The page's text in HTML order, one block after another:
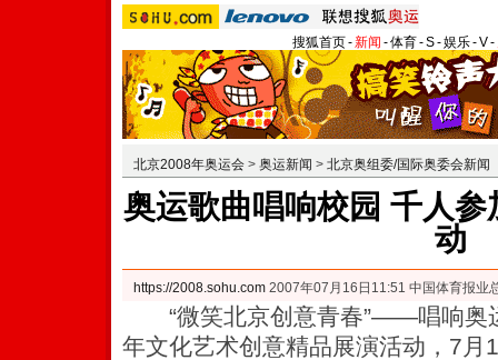
搜狐首页-新闻 -体育-S-娱乐-V-
北京2008年奥运会 > 奥运新闻 > 北京奥组委/国际奥委会新闻
奥运歌曲唱响校园 千人
动
https://2008.sohu.com 2007年07月16日11:51 中国体育报业
“微笑北京创意青春”——唱响奥
年文化艺术创意精品展演活动，7月